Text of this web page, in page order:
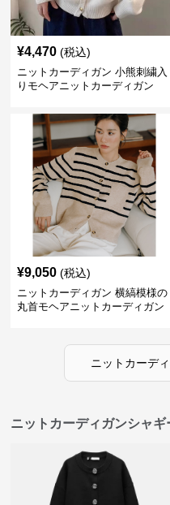
¥4,470 (税込)
ニットカーディガン 小熊刺繍入
りモヘアニットカーディガン
¥9,050 (税込)
ニットカーディガン 横縞模様の
丸首モヘアニットカーディガン
ニットカーデ
ニットカーディガンシャ